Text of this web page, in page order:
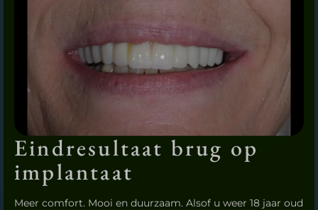
Eindresultaat brug op
implantaat
Meer comfort. Mooi en duurzaam. Alsof u weer 18 jaar oud